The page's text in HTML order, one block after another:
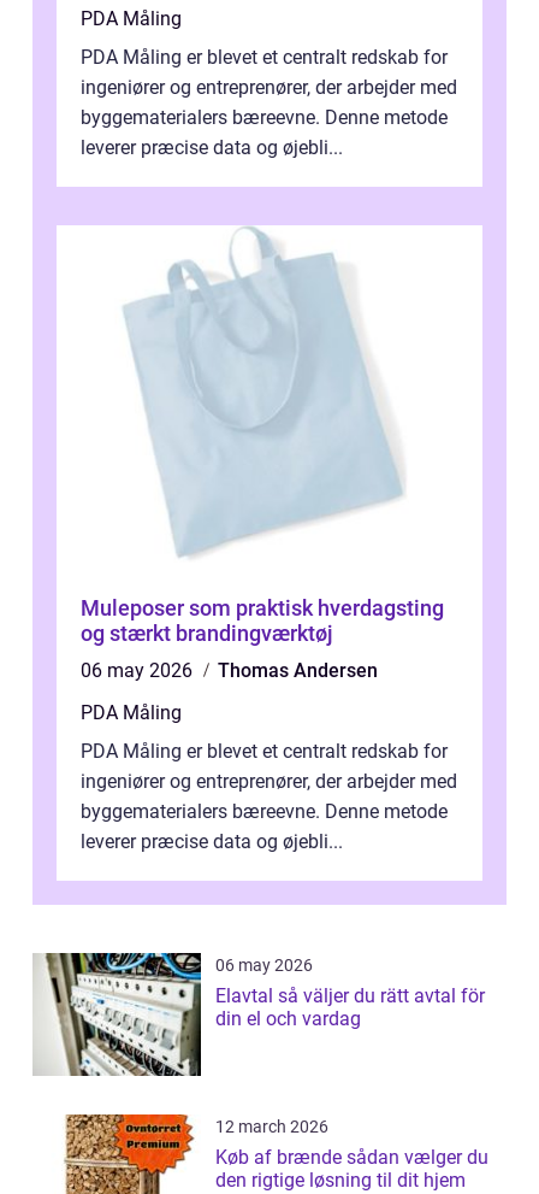
PDA Måling
PDA Måling er blevet et centralt redskab for
ingeniører og entreprenører, der arbejder med
byggematerialers bæreevne. Denne metode
leverer præcise data og øjebli...
Muleposer som praktisk hverdagsting
og stærkt brandingværktøj
06 may 2026
Thomas Andersen
PDA Måling
PDA Måling er blevet et centralt redskab for
ingeniører og entreprenører, der arbejder med
byggematerialers bæreevne. Denne metode
leverer præcise data og øjebli...
06 may 2026
Elavtal så väljer du rätt avtal för
din el och vardag
12 march 2026
Køb af brænde sådan vælger du
den rigtige løsning til dit hjem